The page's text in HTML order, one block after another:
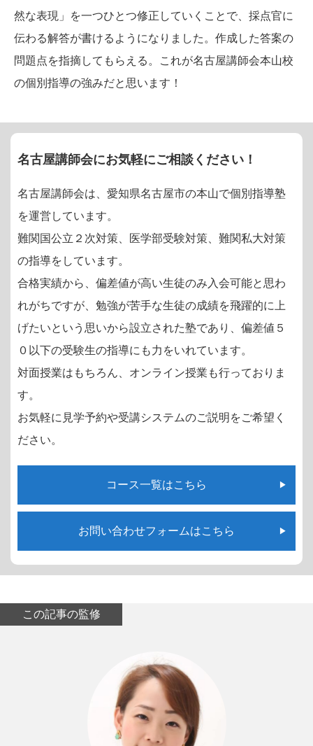
然な表現」を一つひとつ修正していくことで、採点官に
伝わる解答が書けるようになりました。作成した答案の
問題点を指摘してもらえる。これが名古屋講師会本山校
の個別指導の強みだと思います！
名古屋講師会にお気軽にご相談ください！
名古屋講師会は、愛知県名古屋市の本山で個別指導塾
を運営しています。
難関国公立２次対策、医学部受験対策、難関私大対策
の指導をしています。
合格実績から、偏差値が高い生徒のみ入会可能と思わ
れがちですが、 勉強が苦手な生徒の成績を飛躍的に上
げたいという思いから設立された塾であり、 偏差値５
０以下の受験生の指導にも力をいれています。
対面授業はもちろん、オンライン授業も行っておりま
す。
お気軽に見学予約や受講システムのご説明をご希望く
ださい。
コース一覧はこちら
お問い合わせフォームはこちら
この記事の監修